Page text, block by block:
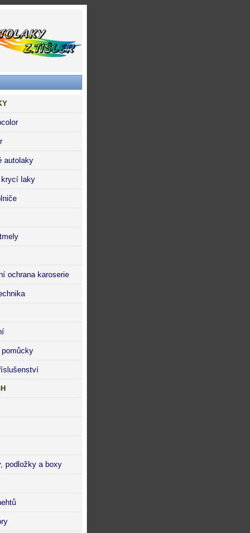
autolaky
krycí laky
ochrana karoserie
pomůcky
podložky a boxy